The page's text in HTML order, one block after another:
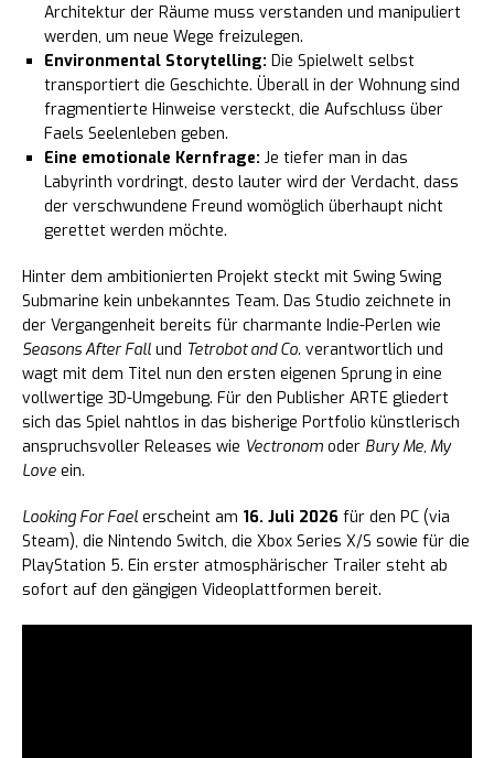
Architektur der Räume muss verstanden und manipuliert
werden, um neue Wege freizulegen.
Environmental Storytelling: Die Spielwelt selbst
transportiert die Geschichte. Überall in der Wohnung sind
fragmentierte Hinweise versteckt, die Aufschluss über
Faels Seelenleben geben.
Eine emotionale Kernfrage: Je tiefer man in das
Labyrinth vordringt, desto lauter wird der Verdacht, dass
der verschwundene Freund womöglich überhaupt nicht
gerettet werden möchte.
Hinter dem ambitionierten Projekt steckt mit Swing Swing
Submarine kein unbekanntes Team. Das Studio zeichnete in
der Vergangenheit bereits für charmante Indie-Perlen wie
Seasons After Fall und Tetrobot and Co. verantwortlich und
wagt mit dem Titel nun den ersten eigenen Sprung in eine
vollwertige 3D-Umgebung. Für den Publisher ARTE gliedert
sich das Spiel nahtlos in das bisherige Portfolio künstlerisch
anspruchsvoller Releases wie Vectronom oder Bury Me, My
Love ein.
Looking For Fael erscheint am 16. Juli 2026 für den PC (via
Steam), die Nintendo Switch, die Xbox Series X/S sowie für die
PlayStation 5. Ein erster atmosphärischer Trailer steht ab
sofort auf den gängigen Videoplattformen bereit.